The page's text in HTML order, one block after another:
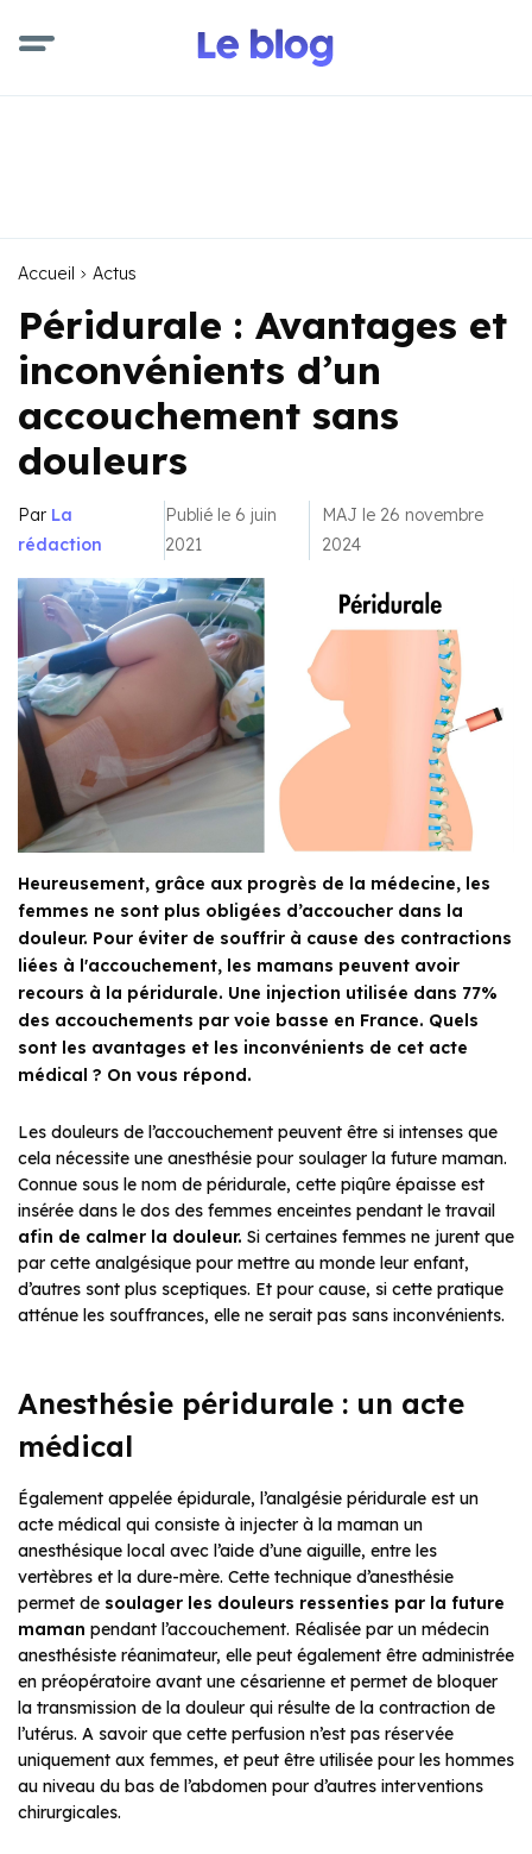
Accueil Actus
Péridurale : Avantages et
inconvénients d’un
accouchement sans
douleurs
Par La
rédaction
Publié le 6 juin
2021
MAJ le 26 novembre
2024
Heureusement, grâce aux progrès de la médecine, les
femmes ne sont plus obligées d’accoucher dans la
douleur. Pour éviter de souffrir à cause des contractions
liées à l'accouchement, les mamans peuvent avoir
recours à la péridurale. Une injection utilisée dans 77%
des accouchements par voie basse en France. Quels
sont les avantages et les inconvénients de cet acte
médical ? On vous répond.
Les douleurs de l’accouchement peuvent être si intenses que
cela nécessite une anesthésie pour soulager la future maman.
Connue sous le nom de péridurale, cette piqûre épaisse est
insérée dans le dos des femmes enceintes pendant le travail
afin de calmer la douleur. Si certaines femmes ne jurent que
par cette analgésique pour mettre au monde leur enfant,
d’autres sont plus sceptiques. Et pour cause, si cette pratique
atténue les souffrances, elle ne serait pas sans inconvénients.
Anesthésie péridurale : un acte
médical
Également appelée épidurale, l’analgésie péridurale est un
acte médical qui consiste à injecter à la maman un
anesthésique local avec l’aide d’une aiguille, entre les
vertèbres et la dure-mère. Cette technique d’anesthésie
permet de soulager les douleurs ressenties par la future
maman pendant l’accouchement. Réalisée par un médecin
anesthésiste réanimateur, elle peut également être administrée
en préopératoire avant une césarienne et permet de bloquer
la transmission de la douleur qui résulte de la contraction de
l’utérus. A savoir que cette perfusion n’est pas réservée
uniquement aux femmes, et peut être utilisée pour les hommes
au niveau du bas de l’abdomen pour d’autres interventions
chirurgicales.